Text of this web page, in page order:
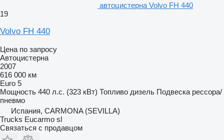
автоцистерна Volvo FH 440
19
Volvo FH 440
Цена по запросу
Автоцистерна
2007
616 000 км
Euro 5
Мощность 440 л.с. (323 кВт) Топливо дизель Подвеска рессора/
пневмо
Испания, CARMONA (SEVILLA)
Trucks Eucarmo sl
Связаться с продавцом